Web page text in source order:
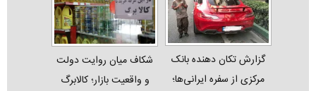
گزارش تکان‌ دهنده بانک
مرکزی از سفره ایرانی‌ها؛
شکاف میان روایت دولت
و واقعیت بازار؛ کالابرگ